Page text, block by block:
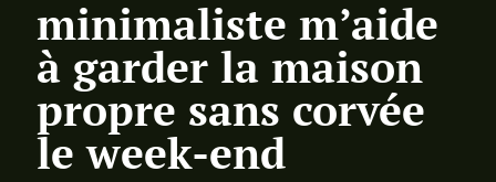
minimaliste m’aide
à garder la maison
propre sans corvée
le week-end